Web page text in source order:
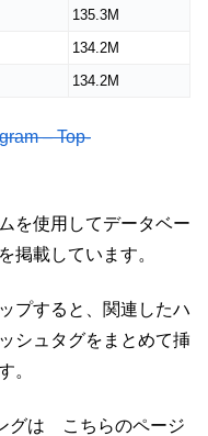
135.3M
134.2M
134.2M
– Top-
を使用してデータベー
掲載しています。
プすると、関連したハ
シュタグをまとめて挿
。
グは こちらのページ